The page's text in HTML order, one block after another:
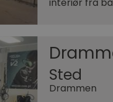
Sted
Drammen